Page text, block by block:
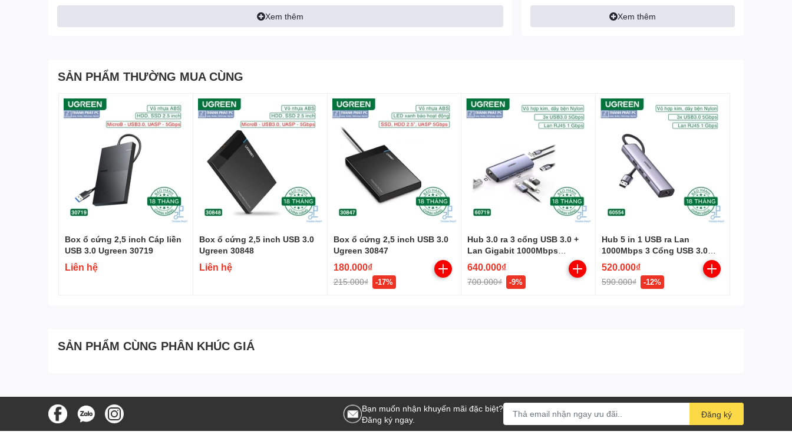
Cho tín hiệu truyền dữ liệu ổn định và bền vững.
Hỗ trợ hiệu quả trong việc ghép nhiều màn hình với nhau.
Xem thêm
Chất Liệu
Xem thêm
SẢN PHẨM THƯỜNG MUA CÙNG
Box ổ cứng 2,5 inch Cáp liền
USB 3.0 Ugreen 30719
Liên hệ
Box ổ cứng 2,5 inch USB 3.0
Ugreen 30848
Liên hệ
Box ổ cứng 2,5 inch USB 3.0
Ugreen 30847
180.000₫
215.000₫ -17%
Hub 3.0 ra 3 cổng USB 3.0 +
Lan Gigabit 1000Mbps
Ugreen 60719
640.000₫
700.000₫ -9%
Hub 5 in 1 USB ra Lan
1000Mbps 3 Cổng USB 3.0
Ugreen 60554
520.000₫
590.000₫ -12%
SẢN PHẨM CÙNG PHÂN KHÚC GIÁ
Bạn muốn nhận khuyến mãi đặc biệt?
Đăng ký ngay.
Đăng ký